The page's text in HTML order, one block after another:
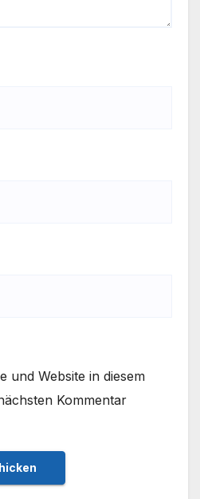
und Website in diesem
Kommentar